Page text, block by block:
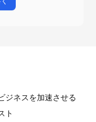
ジネスを加速させる
ト